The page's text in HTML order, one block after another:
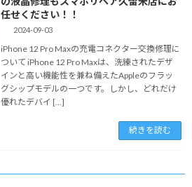
任せください！！
2024-09-03
iPhone 12 Pro Maxの充電コネクター交換修理に
ついて iPhone 12 Pro Maxは、洗練されたデザ
インと高い機能性を兼ね備えたAppleのフラッ
グシップモデルの一つです。しかし、どれだけ
優れたデバイ […]
続きを読む